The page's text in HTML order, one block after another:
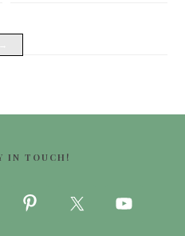
IN TOUCH!